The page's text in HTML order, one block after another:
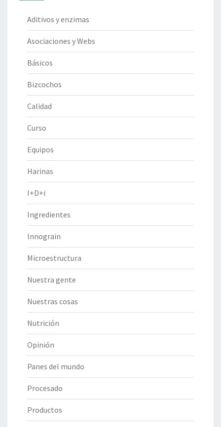
Aditivos y enzimas
Asociaciones y Webs
Básicos
Bizcochos
Calidad
Curso
Equipos
Harinas
I+D+i
Ingredientes
Innograin
Microestructura
Nuestra gente
Nuestras cosas
Nutrición
Opinión
Panes del mundo
Procesado
Productos